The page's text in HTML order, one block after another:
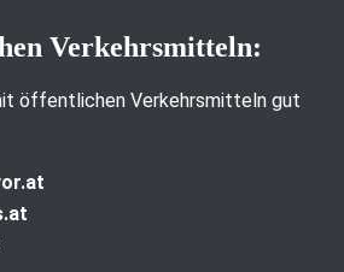
Verkehrsmitteln:
öffentlichen Verkehrsmitteln gut